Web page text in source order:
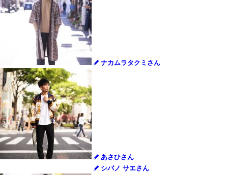
ナカムラタクミさん
あさひさん
シバノ サエさん